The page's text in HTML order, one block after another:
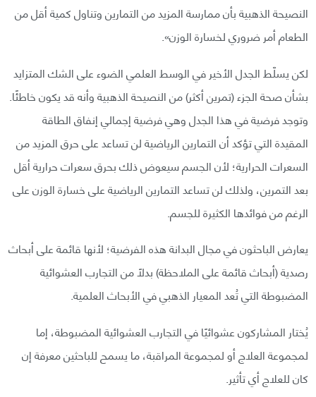
النصيحة الذهبية بأن ممارسة المزيد من التمارين وتناول كمية أقل من
الطعام أمر ضروري لخسارة الوزن».
لكن يسلّط الجدل الأخير في الوسط العلمي الضوء على الشك المتزايد
بشأن صحة الجزء (تمرين أكثر) من النصيحة الذهبية وأنه قد يكون خاطئًا.
وتوجد فرضية في هذا الجدل وهي فرضية إجمالي إنفاق الطاقة
المقيدة التي تؤكد أن التمارين الرياضية لن تساعد على حرق المزيد من
السعرات الحرارية؛ لأن الجسم سيعوض ذلك بحرق سعرات حرارية أقل
بعد التمرين، ولذلك لن تساعد التمارين الرياضية على خسارة الوزن على
الرغم من فوائدها الكثيرة للجسم.
يعارض الباحثون في مجال البدانة هذه الفرضية؛ لأنها قائمة على أبحاث
رصدية (أبحاث قائمة على الملاحظة) بدلًا من التجارب العشوائية
المضبوطة التي تُعد المعيار الذهبي في الأبحاث العلمية.
يُختار المشاركون عشوائيًا في التجارب العشوائية المضبوطة، إما
لمجموعة العلاج أو لمجموعة المراقبة، ما يسمح للباحثين معرفة إن
كان للعلاج أي تأثير.